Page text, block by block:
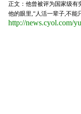
正文：他曾被评为国家级有
他的眼里,“人活一辈子,不能
http://news.cyol.com/